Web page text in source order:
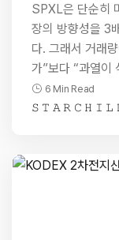
SPXL은 단순히
장의 방향성을 3
다. 그래서 거래
가”보다 “과열이
6 Min Read
𝚂 𝚃 𝙰 𝚁 𝙲 𝙷 𝙸 𝙻